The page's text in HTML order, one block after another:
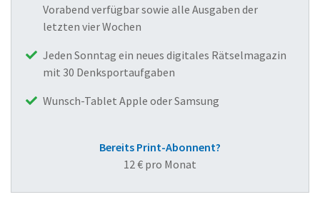
Vorabend verfügbar sowie alle Ausgaben der
letzten vier Wochen
Jeden Sonntag ein neues digitales Rätselmagazin
mit 30 Denksportaufgaben
Wunsch-Tablet Apple oder Samsung
Bereits Print-Abonnent?
12 € pro Monat